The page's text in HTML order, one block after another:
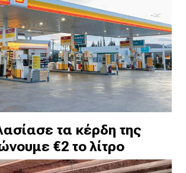
τα κέρδη της
€2 το λίτρο